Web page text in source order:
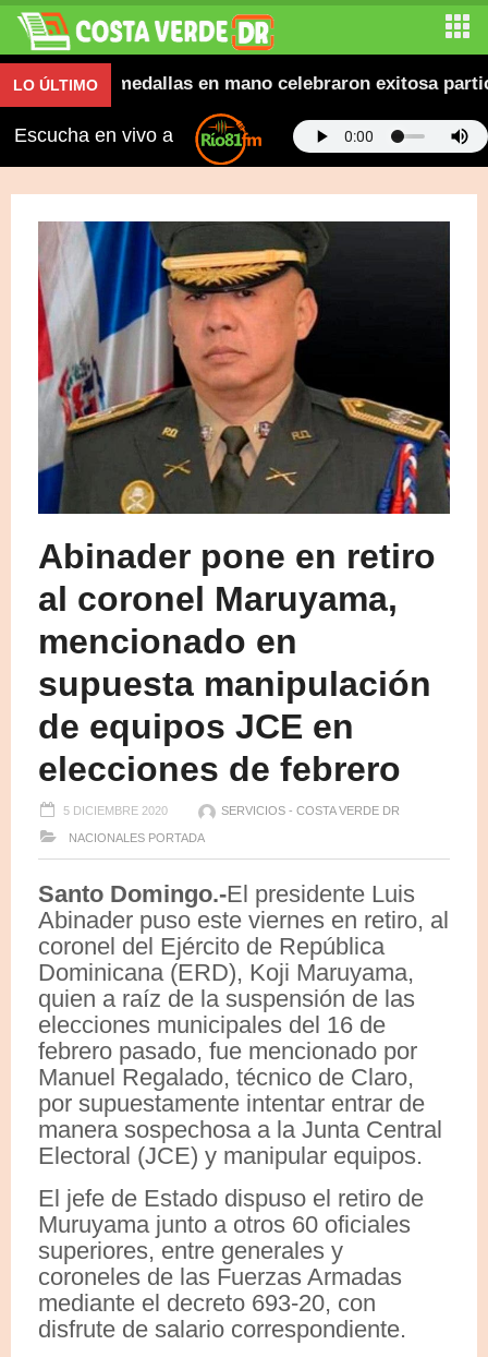
LO ÚLTIMO
y con medallas en mano celebraron exitosa
Escucha en vivo a
Abinader pone en retiro
al coronel Maruyama,
mencionado en
supuesta manipulación
de equipos JCE en
elecciones de febrero
5 DICIEMBRE 2020 SERVICIOS - COSTA VERDE DR
NACIONALES PORTADA
Santo Domingo.-El presidente Luis
Abinader puso este viernes en retiro, al
coronel del Ejército de República
Dominicana (ERD), Koji Maruyama,
quien a raíz de la suspensión de las
elecciones municipales del 16 de
febrero pasado, fue mencionado por
Manuel Regalado, técnico de Claro,
por supuestamente intentar entrar de
manera sospechosa a la Junta Central
Electoral (JCE) y manipular equipos.
El jefe de Estado dispuso el retiro de
Muruyama junto a otros 60 oficiales
superiores, entre generales y
coroneles de las Fuerzas Armadas
mediante el decreto 693-20, con
disfrute de salario correspondiente.